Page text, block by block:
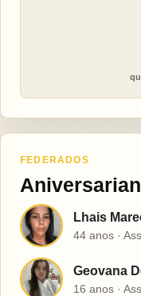
FEDERADOS
L Lhais
44 anos ·
G Geovana
16 anos ·